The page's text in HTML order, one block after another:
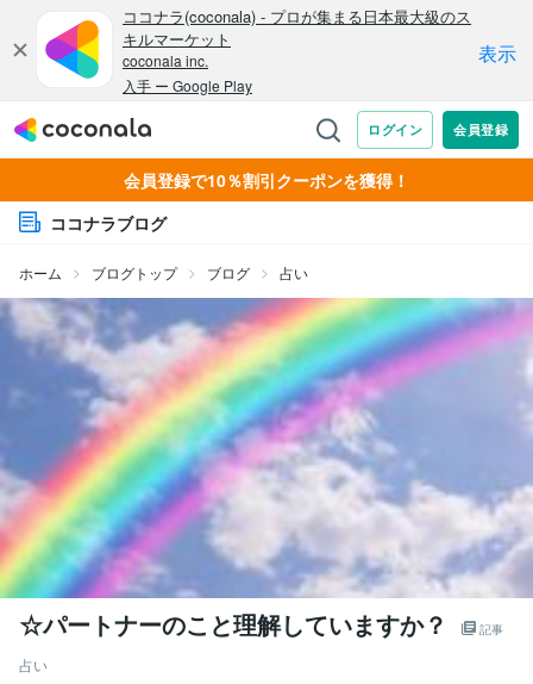
会員登録で10％割引クーポンを獲得！
ココナラブログ
ホーム ブログトップ ブログ 占い
☆パートナーのこと理解していますか？ 記事
占い